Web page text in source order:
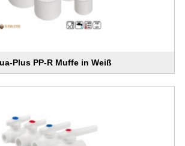
Plus PP-R Muffe in Weiß